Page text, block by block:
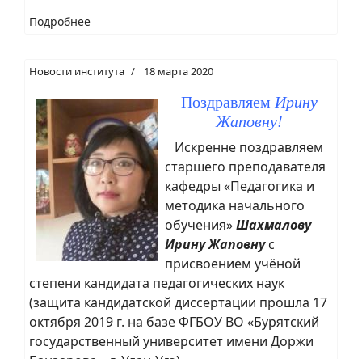
Подробнее
Новости института 18 марта 2020
Поздравляем Ирину
Жаповну!
Искренне поздравляем
старшего преподавателя
кафедры «Педагогика и
методика начального
обучения»Шахмалову
Ирину Жаповнус
присвоением учёной
степени кандидата педагогических наук
(защита кандидатской диссертации прошла 17
октября 2019 г. на базе ФГБОУ ВО «Бурятский
государственный университет имени Доржи